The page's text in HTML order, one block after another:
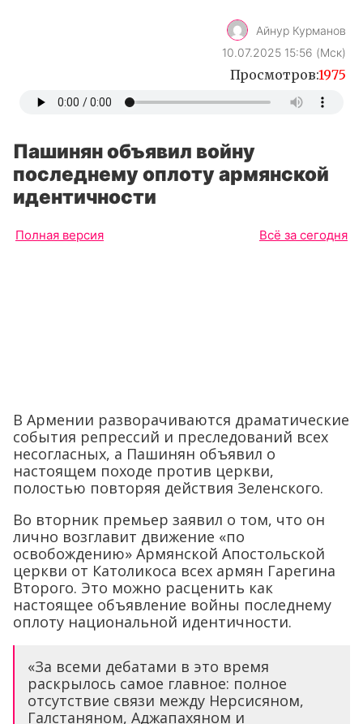
Айнур Курманов
10.07.2025 15:56 (Мск)
Просмотров:1975
Пашинян объявил войну
последнему оплоту армянской
идентичности
Полная версия Всё за сегодня
В Армении разворачиваются драматические
события репрессий и преследований всех
несогласных, а Пашинян объявил о
настоящем походе против церкви,
полостью повторяя действия Зеленского.
Во вторник премьер заявил о том, что он
лично возглавит движение «по
освобождению» Армянской Апостольской
церкви от Католикоса всех армян Гарегина
Второго. Это можно расценить как
настоящее объявление войны последнему
оплоту национальной идентичности.
«За всеми дебатами в это время
раскрылось самое главное: полное
отсутствие связи между Нерсисяном,
Галстаняном, Аджапахяном и